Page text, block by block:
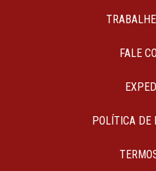
FALE
POLÍTICA DE